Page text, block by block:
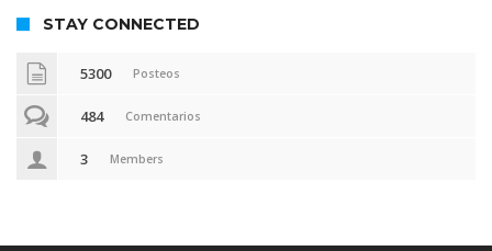
STAY CONNECTED
5300 Posteos
484 Comentarios
3 Members